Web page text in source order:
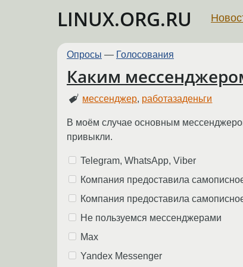
LINUX.ORG.RU
Опросы — Голосования
Каким
мессенджер, работазаденьги
В моём случае основным
привыкли.
Telegram, WhatsApp, Viber
Компания предоставила
Компания предоставила
Не пользуемся мессенджерами
Max
Yandex Messenger